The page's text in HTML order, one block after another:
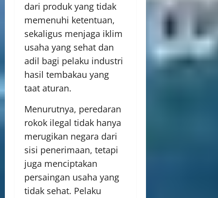
dari produk yang tidak
memenuhi ketentuan,
sekaligus menjaga iklim
usaha yang sehat dan
adil bagi pelaku industri
hasil tembakau yang
taat aturan.
Menurutnya, peredaran
rokok ilegal tidak hanya
merugikan negara dari
sisi penerimaan, tetapi
juga menciptakan
persaingan usaha yang
tidak sehat. Pelaku